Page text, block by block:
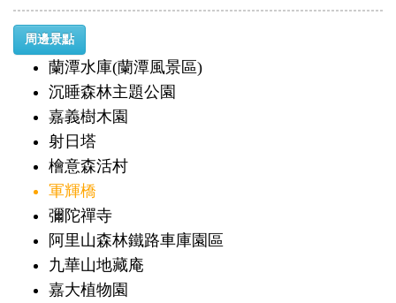
周邊景點
蘭潭水庫(蘭潭風景區)
沉睡森林主題公園
嘉義樹木園
射日塔
檜意森活村
軍輝橋
彌陀禪寺
阿里山森林鐵路車庫園區
九華山地藏庵
嘉大植物園